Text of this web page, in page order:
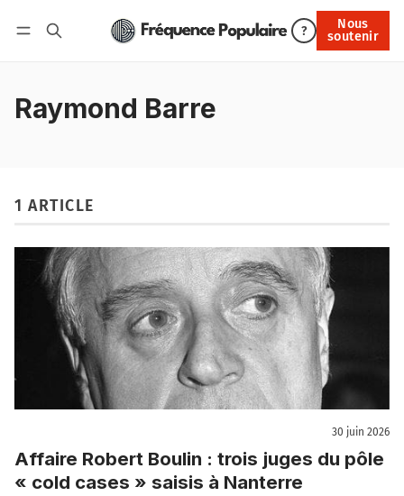
?
Nous
soutenir
Nous soutenir
Raymond Barre
1 ARTICLE
30 juin 2026
Affaire Robert Boulin : trois juges du pôle
« cold cases » saisis à Nanterre